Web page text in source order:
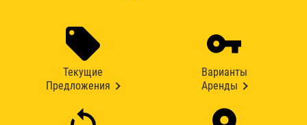
Текущие
Предложения
Варианты
Аренды